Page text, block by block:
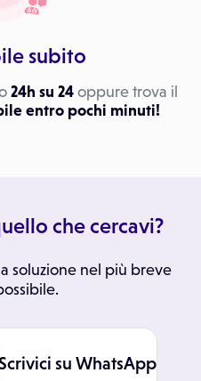
subito
24h su 24oppure trova il
entro pochi minuti!
che cercavi?
soluzione nel più breve
Scrivici su WhatsApp